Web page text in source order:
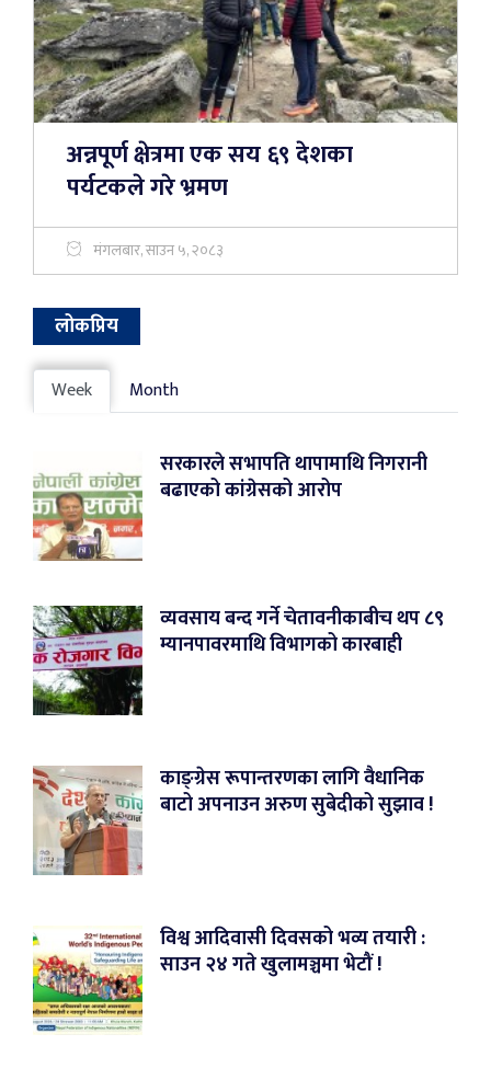
अन्नपूर्ण क्षेत्रमा एक सय ६९ देशका
पर्यटकले गरे भ्रमण
मंगलबार, साउन ५, २०८३
लोकप्रिय
Week Month
सरकारले सभापति थापामाथि निगरानी
बढाएको कांग्रेसको आरोप
व्यवसाय बन्द गर्ने चेतावनीकाबीच थप ८९
म्यानपावरमाथि विभागको कारबाही
काङ्ग्रेस रूपान्तरणका लागि वैधानिक
बाटो अपनाउन अरुण सुबेदीको सुझाव !
विश्व आदिवासी दिवसको भव्य तयारी :
साउन २४ गते खुलामञ्चमा भेटौं !